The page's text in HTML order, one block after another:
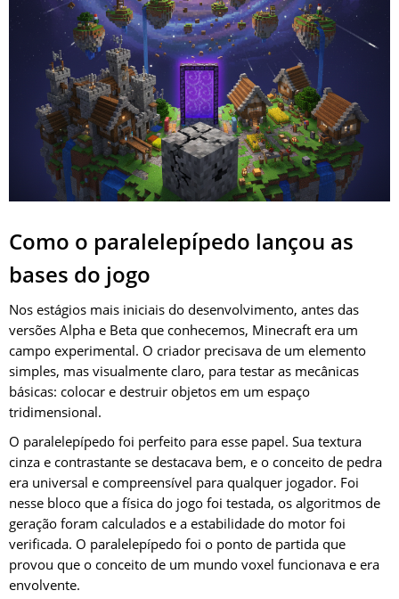
Como o paralelepípedo lançou as
bases do jogo
Nos estágios mais iniciais do desenvolvimento, antes das
versões Alpha e Beta que conhecemos, Minecraft era um
campo experimental. O criador precisava de um elemento
simples, mas visualmente claro, para testar as mecânicas
básicas: colocar e destruir objetos em um espaço
tridimensional.
O paralelepípedo foi perfeito para esse papel. Sua textura
cinza e contrastante se destacava bem, e o conceito de pedra
era universal e compreensível para qualquer jogador. Foi
nesse bloco que a física do jogo foi testada, os algoritmos de
geração foram calculados e a estabilidade do motor foi
verificada. O paralelepípedo foi o ponto de partida que
provou que o conceito de um mundo voxel funcionava e era
envolvente.